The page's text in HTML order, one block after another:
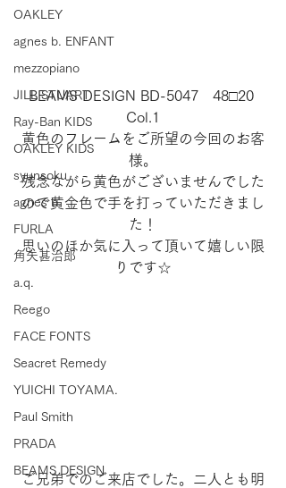
OAKLEY
agnes b. ENFANT
mezzopiano
JILL STUART
Ray-Ban KIDS
OAKLEY KIDS
syunsoku
agnes b.
FURLA
角矢甚治郎
a.q.
Reego
FACE FONTS
Seacret Remedy
YUICHI TOYAMA.
Paul Smith
PRADA
BEAMS DESIGN
BEAMS DESIGN BD-5047　48□20
Col.1
黄色のフレームをご所望の今回のお客
様。
残念ながら黄色がございませんでした
ので黄金色で手を打っていただきまし
た！
思いのほか気に入って頂いて嬉しい限
りです☆
ご兄弟でのご来店でした。二人とも明